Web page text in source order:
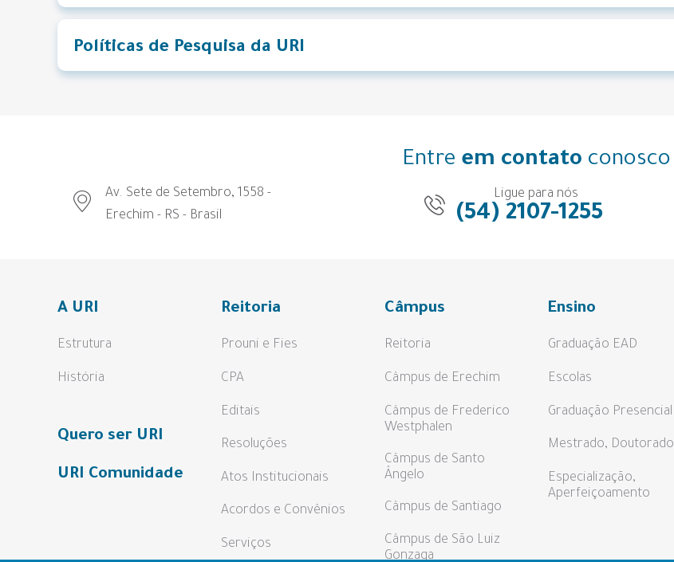
Políticas de Pesquisa da URI
Entre em contato conosco
Av. Sete de Setembro, 1558 -
Erechim - RS - Brasil
Ligue para nós
(54) 2107-1255
A URI
Estrutura
História
Quero ser URI
URI Comunidade
Reitoria
Prouni e Fies
CPA
Editais
Resoluções
Atos Institucionais
Acordos e Convênios
Serviços
Câmpus
Reitoria
Câmpus de Erechim
Câmpus de Frederico
Westphalen
Câmpus de Santo
Ângelo
Câmpus de Santiago
Câmpus de São Luiz
Gonzaga
Ensino
Graduação EAD
Escolas
Graduação Presencial
Mestrado, Doutorado
Especialização,
Aperfeiçoamento